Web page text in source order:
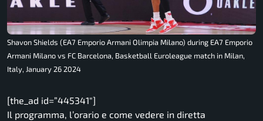
Shavon Shields (EA7 Emporio Armani Olimpia Milano) during EA7 Emporio
Armani Milano vs FC Barcelona, Basketball Euroleague match in Milan,
Italy, January 26 2024
[the_ad id=”445341″]
Il programma, l’orario e come vedere in diretta